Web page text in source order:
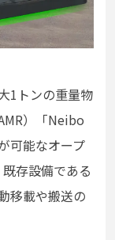
1トンの重量物
）「Neibo
可能なオープ
存設備である
移載や搬送の